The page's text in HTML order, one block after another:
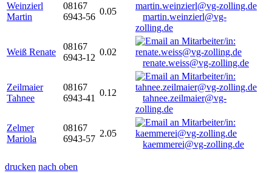
Weinzierl
Martin
08167
6943-56
0.05
martin.weinzierl@vg-
zolling.de
Weiß Renate
08167
6943-12
0.02
renate.weiss@vg-zolling.de
Zeilmaier
Tahnee
08167
6943-41
0.12
tahnee.zeilmaier@vg-
zolling.de
Zelmer
Mariola
08167
6943-57
2.05
kaemmerei@vg-zolling.de
drucken nach oben